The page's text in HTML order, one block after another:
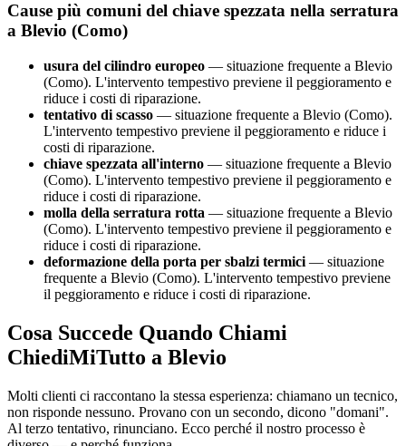
Cause più comuni del chiave spezzata nella serratura
a Blevio (Como)
usura del cilindro europeo — situazione frequente a Blevio
(Como). L'intervento tempestivo previene il peggioramento e
riduce i costi di riparazione.
tentativo di scasso — situazione frequente a Blevio (Como).
L'intervento tempestivo previene il peggioramento e riduce i
costi di riparazione.
chiave spezzata all'interno — situazione frequente a Blevio
(Como). L'intervento tempestivo previene il peggioramento e
riduce i costi di riparazione.
molla della serratura rotta — situazione frequente a Blevio
(Como). L'intervento tempestivo previene il peggioramento e
riduce i costi di riparazione.
deformazione della porta per sbalzi termici — situazione
frequente a Blevio (Como). L'intervento tempestivo previene
il peggioramento e riduce i costi di riparazione.
Cosa Succede Quando Chiami
ChiediMiTutto a Blevio
Molti clienti ci raccontano la stessa esperienza: chiamano un tecnico,
non risponde nessuno. Provano con un secondo, dicono "domani".
Al terzo tentativo, rinunciano. Ecco perché il nostro processo è